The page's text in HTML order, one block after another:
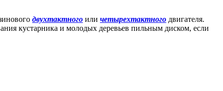
двухтактного или четырехтактного двигателя.
кустарника и молодых деревьев пильным диском, если